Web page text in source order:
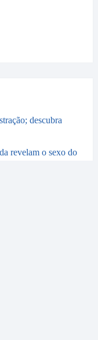
descubra
revelam o sexo do